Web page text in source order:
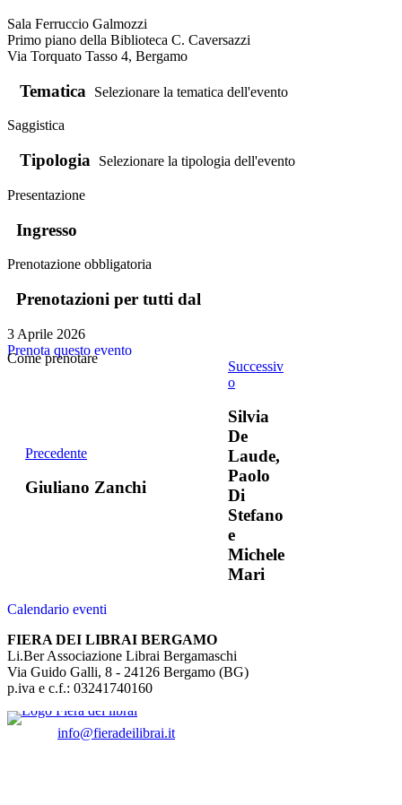
Sala Ferruccio Galmozzi
Primo piano della Biblioteca C. Caversazzi
Via Torquato Tasso 4, Bergamo
Tematica Selezionare la tematica dell'evento
Saggistica
Tipologia Selezionare la tipologia dell'evento
Presentazione
Ingresso
Prenotazione obbligatoria
Prenotazioni per tutti dal
3 Aprile 2026
Prenota questo evento
Come prenotare
Precedente
Giuliano Zanchi
Successiv
o
Silvia
De
Laude,
Paolo
Di
Stefano
e
Michele
Mari
Calendario eventi
FIERA DEI LIBRAI BERGAMO
Li.Ber Associazione Librai Bergamaschi
Via Guido Galli, 8 - 24126 Bergamo (BG)
p.iva e c.f.: 03241740160
info@fieradeilibrai.it